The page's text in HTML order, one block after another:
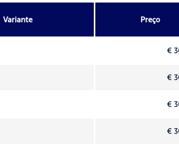
Variante Preço
€
€
€
€